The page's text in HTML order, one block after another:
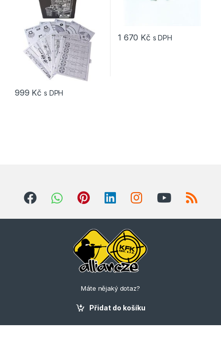
Přidat do košíku
999 Kč s DPH
1 670 Kč s DPH
Máte nějaký dotaz?
+420 775 310 627